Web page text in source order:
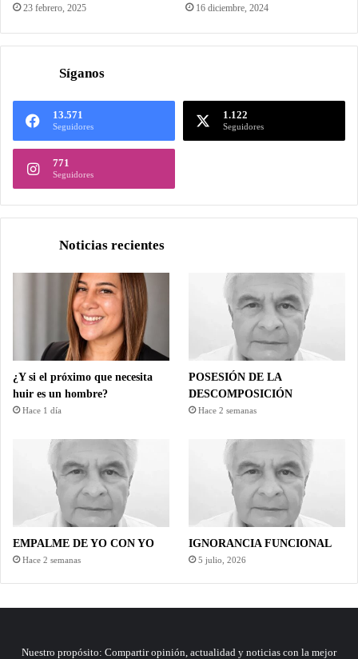
23 febrero, 2025 16 diciembre, 2024
Síganos
13.571
Seguidores
1.122
Seguidores
771
Seguidores
Noticias recientes
¿Y si el próximo que necesita
huir es un hombre?
Hace 1 día
POSESIÓN DE LA
DESCOMPOSICIÓN
Hace 2 semanas
EMPALME DE YO CON YO
Hace 2 semanas
IGNORANCIA FUNCIONAL
5 julio, 2026
Nuestro propósito: Compartir opinión, actualidad y noticias con la mejor